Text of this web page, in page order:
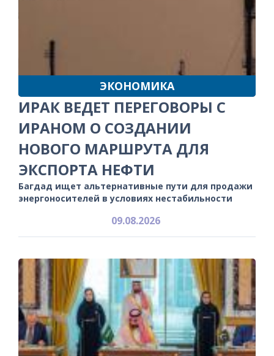
ЭКОНОМИКА
ИРАК ВЕДЕТ ПЕРЕГОВОРЫ С
ИРАНОМ О СОЗДАНИИ
НОВОГО МАРШРУТА ДЛЯ
ЭКСПОРТА НЕФТИ
Багдад ищет альтернативные пути для продажи
энергоносителей в условиях нестабильности
09.08.2026